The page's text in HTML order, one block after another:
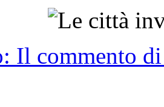
Il commento